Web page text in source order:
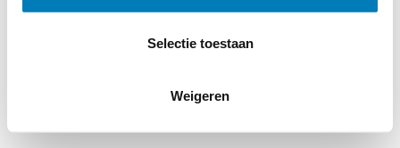
Selectie toestaan
Weigeren